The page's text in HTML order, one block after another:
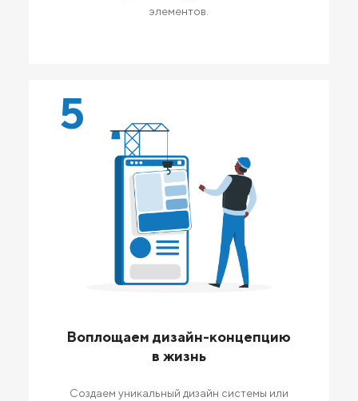
элементов.
5
Воплощаем дизайн-концепцию
в жизнь
Создаем уникальный дизайн системы или